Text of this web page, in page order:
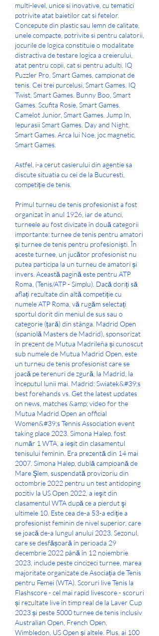
multi-level, unice si inovative, cu tematici
potrivite atat baietilor cat si fetelor.
Concepute din plastic sau lemn de calitate,
unele compacte, potrivite si pentru calatorii,
jocurile de logica constituie o modalitate
distractiva de testare logica a creierului,
atat pentru copii, cat si pentru adulti. IQ
Puzzler Pro, Smart Games, campionat de
tenis. Cei trei purcelusi, Smart Games. IQ
Twist, Smart Games. Bunny Boo, Smart
Games. Scufita Rosie, Smart Games.
Camelot Junior, Smart Games. Jump In,
Iepurasii Smart Games. Day and Night,
Smart Games. Arca lui Noe, joc magnetic,
Smart Games.
Astfel, i-a cerut casierului din agentie sa
discute situatia cu cei de la Bucuresti,
competiție de tenis.
Primul turneu de tenis profesionist a fost
organizat în anul 1926, iar de atunci,
turneele au fost divizate în două categorii
importante: turnee de tenis pentru amatori
și turnee de tenis pentru profesioniști. În
aceste turnee, un jucător profesionist nu
putea participa la un turneu de amatori și
invers. Această pagină este pentru ATP
Roma, (Tenis/ATP - Simplu). Dacă doriți să
aflați rezultate din altă competiție cu
numele ATP Roma, vă rugăm selectați
sportul dorit din meniul de sus sau o
categorie (țară) din stânga. Madrid Open
(spaniolă Masters de Madrid), sponsorizat
în prezent de Mutua Madrileña și cunoscut
sub numele de Mutua Madrid Open, este
un turneu de tenis profesionist care se
joacă pe terenuri de zgură, la Madrid, la
începutul lunii mai. Madrid: Swiatek&#39;s
best forehands vs. Get the latest updates
on news, matches &amp; video for the
Mutua Madrid Open an official
Women&#39;s Tennis Association event
taking place 2023. Simona Halep, fost
număr 1 WTA, a ieșit din clasamentul
tenisului feminin. Era prezentă din 14 mai
2007. Simona Halep, dublă campioană de
Mare Şlem, suspendată provizoriu din
octombrie 2022 pentru un test antidoping
pozitiv la US Open 2022, a ieşit din
clasamentul WTA după ce a pierdut şi
ultimele 10. Este cea de-a 53-a ediție a
profesionist feminin de nivel superior, care
se joacă de-a lungul anului 2023. Sezonul,
care se desfășoară în perioada 29
decembrie 2022 până în 12 noiembrie
2023, include peste cincizeci turnee, marea
majoritate organizate de Asociația de Tenis
pentru Femei (WTA). Scoruri live Tenis la
Flashscore - cel mai rapid livescore - scoruri
și rezultate live în timp real de la Laver Cup
2023 și peste 5000 turnee de tenis inclusiv
Australian Open, French Open,
Wimbledon, US Open și altele. Plus, ai 100